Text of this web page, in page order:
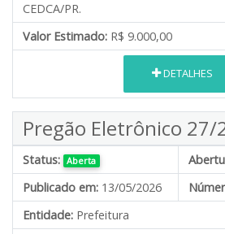
CEDCA/PR.
Valor Estimado: R$ 9.000,00
DETALHES
Pregão Eletrônico 27/
Status: Aberta
Publicado em: 13/05/2026
Entidade: Prefeitura